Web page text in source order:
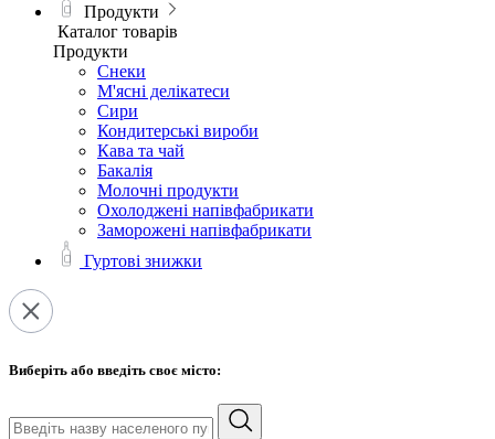
Продукти
Каталог товарів
Продукти
Снеки
М'ясні делікатеси
Сири
Кондитерські вироби
Кава та чай
Бакалія
Молочні продукти
Охолоджені напівфабрикати
Заморожені напівфабрикати
Гуртові знижки
Виберіть або введіть своє місто: